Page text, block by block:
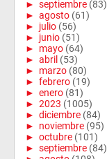
► septiembre (83)
► agosto (61)
► julio (56)
► junio (51)
► mayo (64)
► abril (53)
► marzo (80)
► febrero (19)
► enero (81)
► 2023 (1005)
► diciembre (84)
► noviembre (95)
► octubre (101)
► septiembre (84)